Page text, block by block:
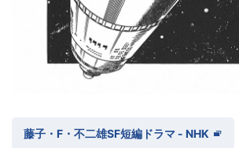
藤子・F・不二雄SF短編ドラマ - NHK